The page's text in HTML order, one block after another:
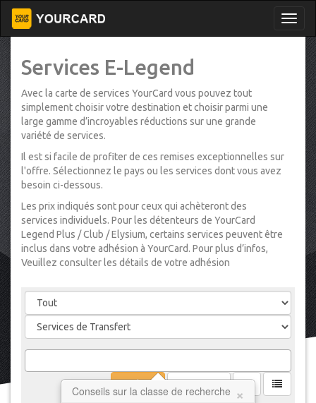
Services E-Legend
Avec la carte de services YourCard vous pouvez tout
simplement choisir votre destination et choisir parmi une
large gamme d’incroyables réductions sur une grande
variété de services.
Il est si facile de profiter de ces remises exceptionnelles sur
l'offre. Sélectionnez le pays ou les services dont vous avez
besoin ci-dessous.
Les prix indiqués sont pour ceux qui achèteront des
services individuels. Pour les détenteurs de YourCard
Legend Plus / Club / Elysium, certains services peuvent être
inclus dans votre adhésion à YourCard. Pour plus d’infos,
Veuillez consulter les détails de votre adhésion
Conseils sur la classe de recherche ×